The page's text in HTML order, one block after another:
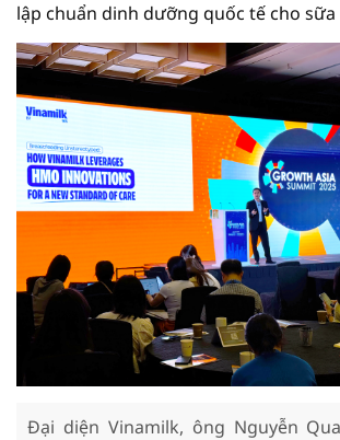
lập chuẩn dinh dưỡng quốc tế cho
Đại diện Vinamilk, ông Nguyễn